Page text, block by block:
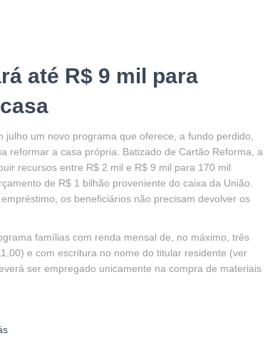
até R$ 9 mil para
julho um novo programa que oferece, a fundo perdido,
reformar a casa própria. Batizado de Cartão Reforma, a
recursos entre R$ 2 mil e R$ 9 mil para 170 mil
de R$ 1 bilhão proveniente do caixa da União.
os beneficiários não precisam devolver os
famílias com renda mensal de, no máximo, três
e com escritura no nome do titular residente (ver
ser empregado unicamente na compra de materiais